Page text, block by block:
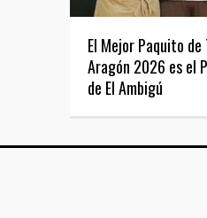
El Mejor Paquito de
Aragón 2026 es el
de El Ambigú